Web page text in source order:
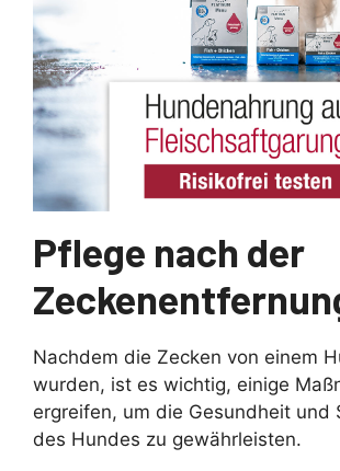
Pflege nach der
Nachdem die Zecken von einem
wurden, ist es wichtig, einige
ergreifen, um die Gesundheit und
des Hundes zu gewährleisten.